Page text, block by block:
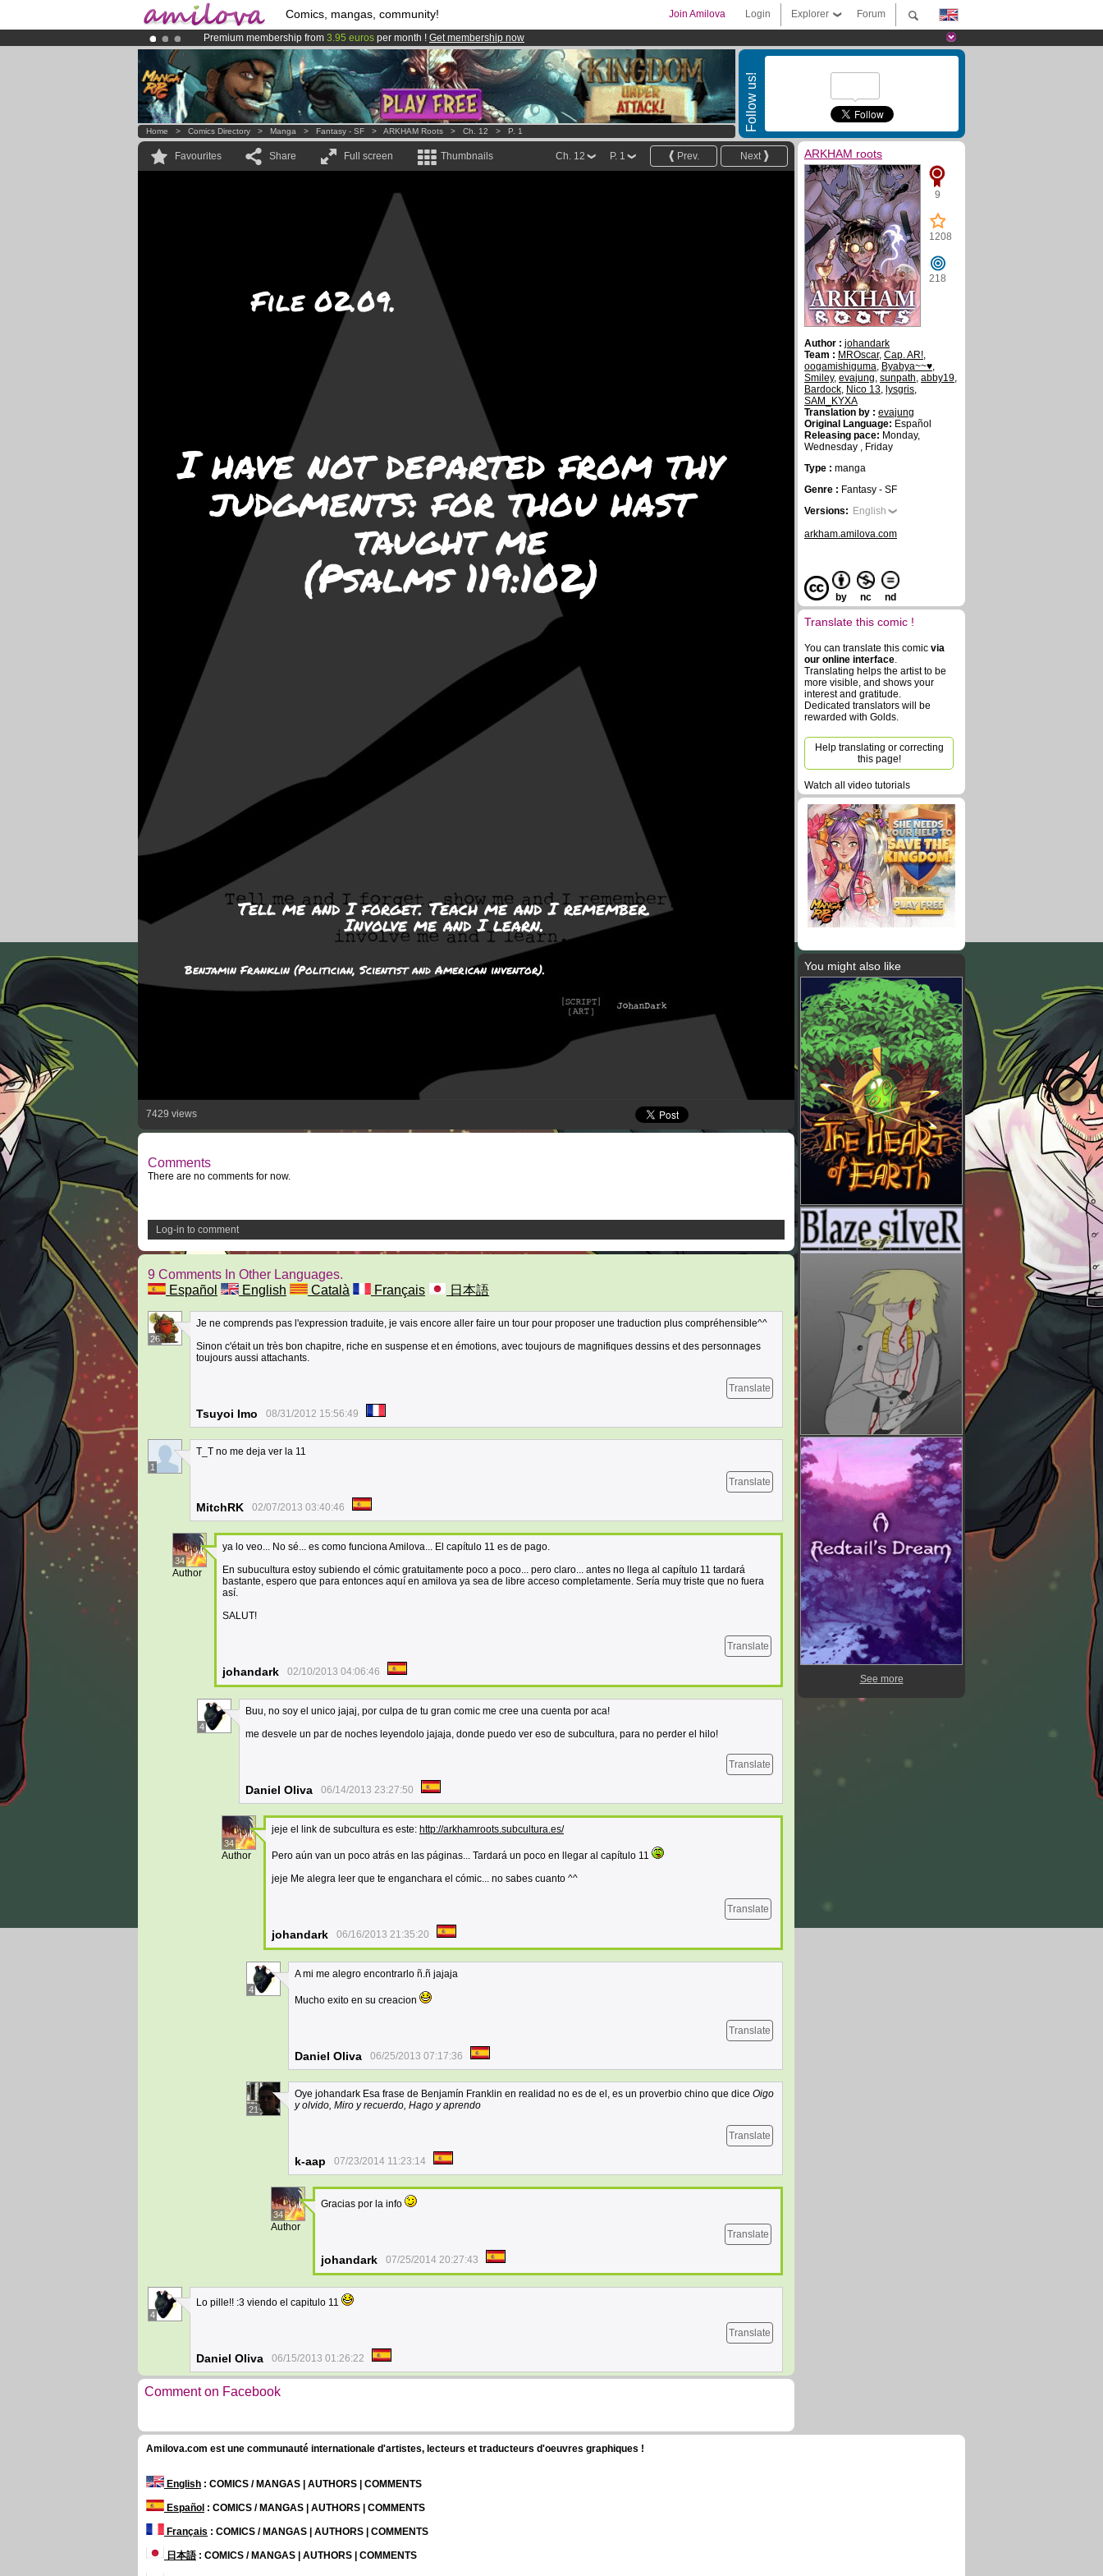
Comics, mangas, community! Forum
Explorer
Login
Join Amilova
Premium membership from 3.95 euros per month ! Get membership now
Already 100000membersand 1000comics & mangas!.
AmilovaKickstarter is now LIVE!.
Follow us!
Home > Comics Directory > Manga > Fantasy - SF > ARKHAM Roots > Ch. 12 > P. 1
Favourites Share Full screen Thumbnails Next
Prev.
P. 1
Ch. 12
File 02.09.
I have not departed from thy
judgments: for thou hast
taught me
(Psalms 119:102)
Tell me and I forget. Teach me and I remember.
Involve me and I learn.
Benjamin Franklin (Politician, Scientist and American inventor).
7429 views
Comments
There are no comments for now.
Log-in to comment
9 Comments In Other Languages.
Español
English Català Français 日本語
26
Je ne comprends pas l'expression traduite, je vais encore aller faire un tour pour proposer une traduction plus compréhensible^^
Sinon c'était un très bon chapitre, riche en suspense et en émotions, avec toujours de magnifiques dessins et des personnages
toujours aussi attachants.
Translate
Tsuyoi Imo 08/31/2012 15:56:49
1
T_T no me deja ver la 11
Translate
MitchRK 02/07/2013 03:40:46
34
Author
ya lo veo... No sé... es como funciona Amilova... El capítulo 11 es de pago.
En subucultura estoy subiendo el cómic gratuitamente poco a poco... pero claro... antes no llega al capítulo 11 tardará
bastante, espero que para entonces aquí en amilova ya sea de libre acceso completamente. Sería muy triste que no fuera
así.
SALUT!
Translate
johandark 02/10/2013 04:06:46
4
Buu, no soy el unico jajaj, por culpa de tu gran comic me cree una cuenta por aca!
me desvele un par de noches leyendolo jajaja, donde puedo ver eso de subcultura, para no perder el hilo!
Translate
Daniel Oliva 06/14/2013 23:27:50
34
Author
jeje el link de subcultura es este: http://arkhamroots.subcultura.es/
Pero aún van un poco atrás en las páginas... Tardará un poco en llegar al capítulo 11
jeje Me alegra leer que te enganchara el cómic... no sabes cuanto ^^
Translate
johandark 06/16/2013 21:35:20
4
A mi me alegro encontrarlo ñ.ñ jajaja
Mucho exito en su creacion
Translate
Daniel Oliva 06/25/2013 07:17:36
21
Oye johandark Esa frase de Benjamín Franklin en realidad no es de el, es un proverbio chino que dice Oigo
y olvido, Miro y recuerdo, Hago y aprendo
Translate
k-aap 07/23/2014 11:23:14
34
Author
Gracias por la info
Translate
johandark 07/25/2014 20:27:43
4
Lo pille!! :3 viendo el capitulo 11
Translate
Daniel Oliva 06/15/2013 01:26:22
Comment on Facebook
ARKHAM roots
9
1208
218
Author : johandark
Team : MROscar, Cap. AR!,
oogamishiguma, Byabya~~♥,
Smiley, evajung, sunpath, abby19,
Bardock, Nico 13, lysgris,
SAM_KYXA
Translation by : evajung
Original Language: Español
Releasing pace: Monday,
Wednesday , Friday
Type : manga
Genre : Fantasy - SF
Versions: English
arkham.amilova.com
by nc nd
Translate this comic !
You can translate this comic via
our online interface.
Translating helps the artist to be
more visible, and shows your
interest and gratitude.
Dedicated translators will be
rewarded with Golds.
Help translating or correcting
this page!
Watch all video tutorials
You might also like
See more
Amilova.com est une communauté internationale d'artistes, lecteurs et traducteurs d'oeuvres graphiques !
English : COMICS / MANGAS | AUTHORS | COMMENTS
Español : COMICS / MANGAS | AUTHORS | COMMENTS
Français : COMICS / MANGAS | AUTHORS | COMMENTS
日本語: COMICS / MANGAS | AUTHORS | COMMENTS